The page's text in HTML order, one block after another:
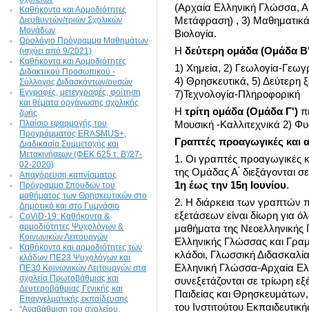
Καθήκοντα και Αρμοδιότητες
Διευθυντών/τριών Σχολικών
Μονάδων
Ωρολόγιο Πρόγραμμα Μαθημάτων
(ισχύει από 9/2021)
Καθήκοντα και Αρμοδιότητες
Διδακτικού Προσωπικού -
Σύλλογος Διδασκόντων/ουσών
Εγγραφές, μετεγγραφές, φοίτηση
και θέματα οργάνωσης σχολικής
ζωής
Πλαίσιο εφαρμογής του
Προγράμματος ERASMUS+,
Διαδικασία Συμμετοχής και
Μετακινήσεων (ΦΕΚ 625 τ. Β'/27-
02-2020)
Απαγόρευση καπνίσματος
Πρόγραμμα Σπουδών του
μαθήματος των Θρησκευτικών στο
Δημοτικό και στο Γυμνάσιο
CoViD-19: Kαθήκοντα &
αρμοδιότητες Ψυχολόγων &
Κοινωνικών Λειτουργών
Καθήκοντα και αρμοδιότητες των
κλάδων ΠΕ23 Ψυχολόγων και
ΠΕ30 Κοινωνικών Λειτουργών στα
σχολεία Πρωτοβάθμιας και
Δευτεροβάθμιας Γενικής και
Επαγγελματικής εκπαίδευσης
“Αναβάθμιση του σχολείου,
(Αρχαία Ελληνική Γλώσσα,
Μετάφραση) , 3)
Βιολογία.
Η δεύτερη ομάδα (Ομάδα
1) Χημεία, 2) Γεωλογία-
4) Θρησκευτικά, 5) Δεύτερη
7)Τεχνολογία-Πληροφορική
Η τρίτη ομάδα (Ομάδα Γ')
Μουσική -Καλλιτεχνικά 2)
Γραπτές προαγωγικές και
1. Οι γραπτές προαγωγικές
της Ομάδας Α ́ διεξάγονται
1η έως την 15η Ιουνίου.
2. Η διάρκεια των γραπτών
εξετάσεων είναι δίωρη για
μαθήματα της Νεοελληνικής
Ελληνικής Γλώσσας και
κλάδοι, Γλωσσική
Ελληνική Γλώσσα-Αρχαία
συνεξετάζονται σε τρίωρη
Παιδείας και
του Ινστιτούτου